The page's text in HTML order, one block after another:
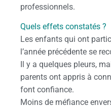
professionnels.
Quels effets constatés ?
Les enfants qui ont
l’année précédente se
Il y a quelques pleurs,
parents ont appris à
font confiance.
Moins de méfiance